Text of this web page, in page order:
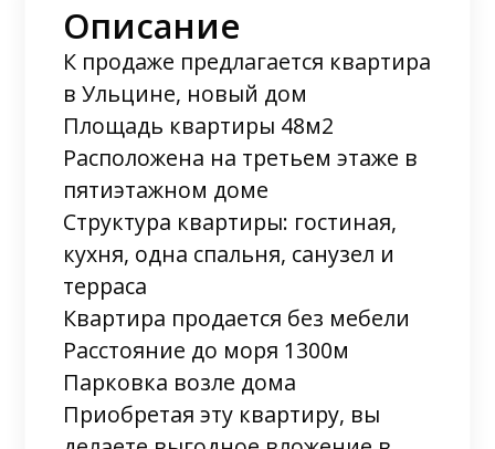
Описание
К продаже предлагается квартира
в Ульцине, новый дом
Площадь квартиры 48м2
Расположена на третьем этаже в
пятиэтажном доме
Структура квартиры: гостиная,
кухня, одна спальня, санузел и
терраса
Квартира продается без мебели
Расстояние до моря 1300м
Парковка возле дома
Приобретая эту квартиру, вы